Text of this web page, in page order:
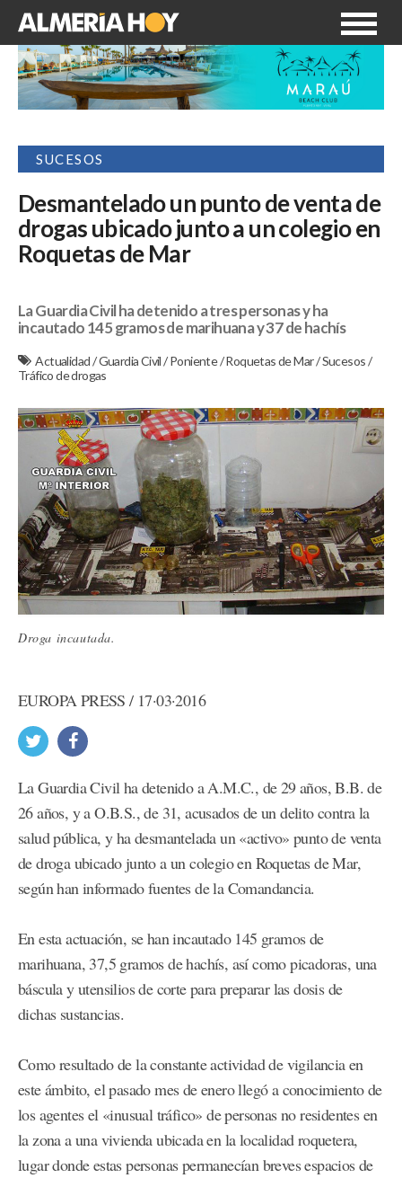
SUCESOS
Desmantelado un punto de venta de
drogas ubicado junto a un colegio en
Roquetas de Mar
La Guardia Civil ha detenido a tres personas y ha
incautado 145 gramos de marihuana y 37 de hachís
Actualidad/Guardia Civil/Poniente/Roquetas de Mar/Sucesos/
Tráfico de drogas
Droga incautada.
EUROPA PRESS / 17·03·2016
La Guardia Civil ha detenido a A.M.C., de 29 años, B.B. de
26 años, y a O.B.S., de 31, acusados de un delito contra la
salud pública, y ha desmantelada un «activo» punto de venta
de droga ubicado junto a un colegio en Roquetas de Mar,
según han informado fuentes de la Comandancia.
En esta actuación, se han incautado 145 gramos de
marihuana, 37,5 gramos de hachís, así como picadoras, una
báscula y utensilios de corte para preparar las dosis de
dichas sustancias.
Como resultado de la constante actividad de vigilancia en
este ámbito, el pasado mes de enero llegó a conocimiento de
los agentes el «inusual tráfico» de personas no residentes en
la zona a una vivienda ubicada en la localidad roquetera,
lugar donde estas personas permanecían breves espacios de